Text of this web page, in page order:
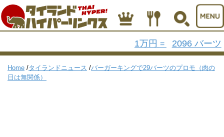
1万円 = 2096 バーツ
Home /タイランドニュース /バーガーキングで29バーツのプロモ（肉の
日は無関係）